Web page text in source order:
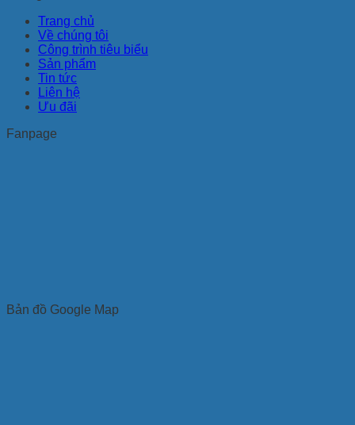
Trang chủ
Về chúng tôi
Công trình tiêu biểu
Sản phẩm
Tin tức
Liên hệ
Ưu đãi
Fanpage
Bản đồ Google Map